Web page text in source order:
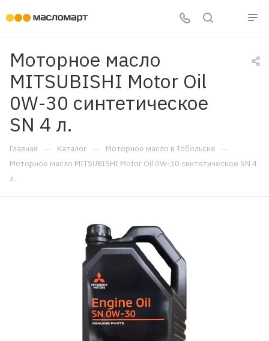
Моторное масло
MITSUBISHI Motor Oil
0W-30 синтетическое
SN 4 л.
Главная — Каталог — Моторное масло в Тобольске —
Моторное масло MITSUBISHI Motor Oil 0W-30 синтетическое SN 4
л.